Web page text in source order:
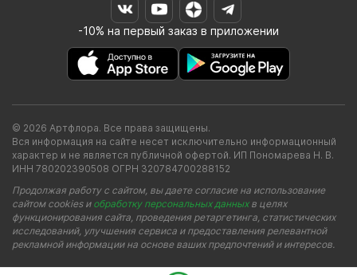
-10% на первый заказ в приложении
© 2026 Артфлора. Все права защищены.
Вся информация на сайте несет исключительно информационный
характер и не является публичной офертой. ИП Пономарева Н. В.
ИНН 780202390508 ОГРН 320784700288152
Продолжая работу с сайтом, вы даете согласие на использование
сайтом cookies и обработку персональных данныхв целях
функционирования сайта, проведения ретаргетинга, статистических
исследований, улучшения сервиса и предоставления релевантной
рекламной информации на основе ваших предпочтений и интересов.